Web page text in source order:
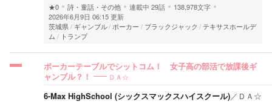
★0
詩・童話・その他 連載中 29話
138,978文字
2026年6月9日 06:15 更新
茨城県
ギャンブル ポーカー ブラックジャック
テキサスホールデ
ム
トランプ
ポーカーテーブルでシットコム！ 女子高の部活で放課後ギ
ャンブル？！
ＤＡ☆
6-Max HighSchool (シックスマックスハイスクール)／ ＤＡ☆